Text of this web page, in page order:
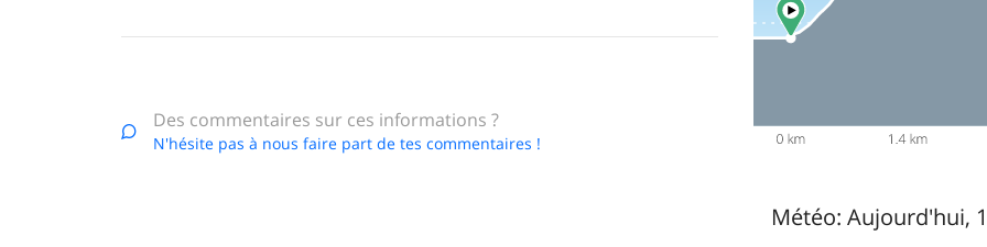
Des commentaires sur ces informations ?
N'hésite pas à nous faire part de tes commentaires !
Météo: Aujourd'hui,